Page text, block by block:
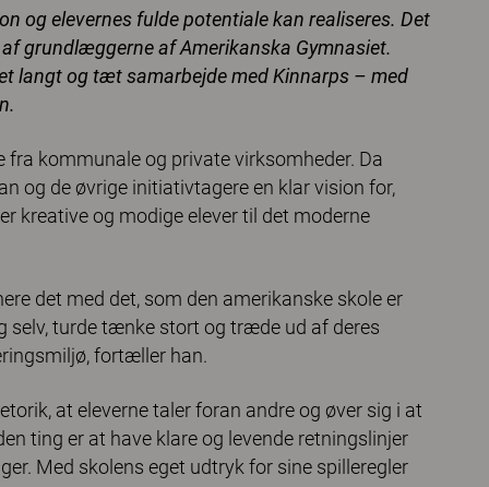
og elevernes fulde potentiale kan realiseres. Det
grundlæggerne af Amerikanska Gymnasiet.
langt og tæt samarbejde med Kinnarps – med
fra kommunale og private virksomheder. Da
og de øvrige initiativtagere en klar vision for,
kreative og modige elever til det moderne
det med det, som den amerikanske skole er
selv, turde tænke stort og træde ud af deres
fortæller han.
at eleverne taler foran andre og øver sig i at
ting er at have klare og levende retningslinjer
Med skolens eget udtryk for sine spilleregler